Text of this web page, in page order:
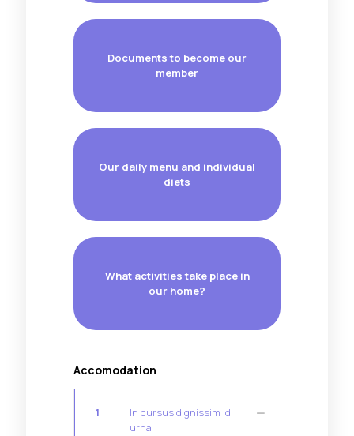
Documents to become our
member
Our daily menu and individual
diets
What activities take place in
our home?
Accomodation
1
In cursus dignissim id,
urna